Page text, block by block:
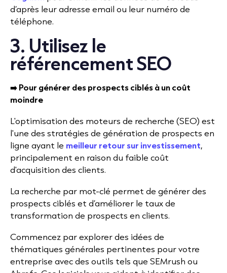
d’après leur adresse email ou leur numéro de
téléphone.
3. Utilisez le
référencement SEO
➡️ Pour générer des prospects ciblés à un coût
moindre
L'optimisation des moteurs de recherche (SEO) est
l'une des stratégies de génération de prospects en
ligne ayant le meilleur retour sur investissement,
principalement en raison du faible coût
d'acquisition des clients.
La recherche par mot-clé permet de générer des
prospects ciblés et d’améliorer le taux de
transformation de prospects en clients.
Commencez par explorer des idées de
thématiques générales pertinentes pour votre
entreprise avec des outils tels que SEMrush ou